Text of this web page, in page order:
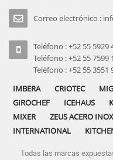
Correo electrónico :
Teléfono : +52 55 5929
Teléfono : +52 55 7599
Teléfono : +52 55 3551
IMBERA
CRIOTEC
GIROCHEF
ICEHAUS
MIXER
ZEUS ACERO
INTERNATIONAL
Todas las marcas